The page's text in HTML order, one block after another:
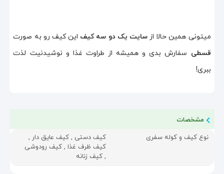
میتونی همین حالا ازسایت یک دو سه کیف این کیف رو به صورت
قسطی سفارش بدی و همیشه از طراوت غذا و نوشیدنیت لذت
ببری!
مشخصات
نوع کیف و کوله سفری
کیف دستی , کیف عایق دار ,
کیف ظرف غذا , کیف رودوشی
, کیف زنانه